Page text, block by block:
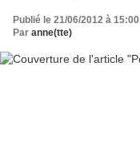
Publié le 21/06/2012 à 15:00
Par anne(tte)